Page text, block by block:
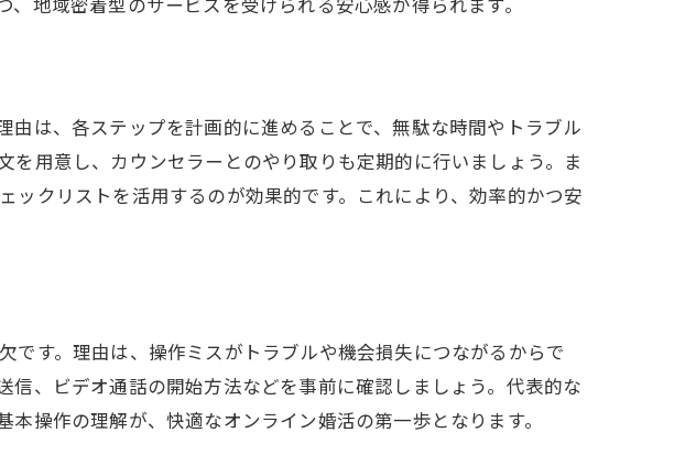
地域婚活を応援
インは便利
未来が広がる理由
地域密着型のサービスを受けられる安心感が得られます。
は、各ステップを計画的に進めることで、無駄な時間やトラブル
用意し、カウンセラーとのやり取りも定期的に行いましょう。ま
クリストを活用するのが効果的です。これにより、効率的かつ安
す。理由は、操作ミスがトラブルや機会損失につながるからで
、ビデオ通話の開始方法などを事前に確認しましょう。代表的な
操作の理解が、快適なオンライン婚活の第一歩となります。